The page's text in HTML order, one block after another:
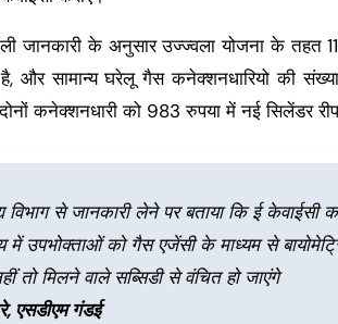
जानकारी के अनुसार उज्ज्वला योजना के तहत
है, और सामान्य घरेलू गैस कनेक्शनधारियो की
कनेक्शनधारी को 983 रुपया में नई सिलेंडर
विभाग से जानकारी लेने पर बताया कि ई केवाईसी
में उपभोक्ताओं को गैस एजेंसी के माध्यम से
तो मिलने वाले सब्सिडी से वंचित हो जाएंगे
एसडीएम गंडई